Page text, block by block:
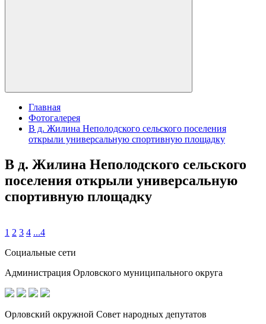
Главная
Фотогалерея
В д. Жилина Неполодского сельского поселения
открыли универсальную спортивную площадку
В д. Жилина Неполодского сельского
поселения открыли универсальную
спортивную площадку
1 2 3 4 ...4
Социальные сети
Администрация Орловского муниципального округа
Орловский окружной Совет народных депутатов